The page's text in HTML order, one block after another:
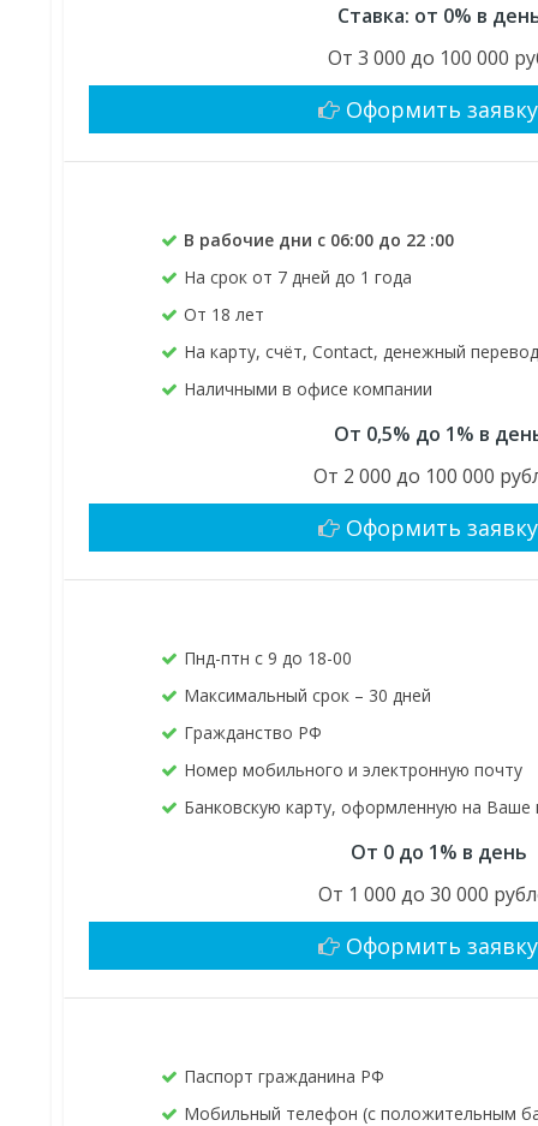
Ставка: от 0% в
От 3 000 до 100 000
Оформить заявку
В рабочие дни с 06:00 до 22 :00
На срок от 7 дней до 1 года
От 18 лет
На карту, счёт, Contact, денежный
Наличными в офисе компании
От 0,5% до 1% в
От 2 000 до 100 000
Оформить заявку
Пнд-птн с 9 до 18-00
Максимальный срок – 30 дней
Гражданство РФ
Номер мобильного и электронную почту
Банковскую карту, оформленную на Ваше
От 0 до 1% в день
От 1 000 до 30 000
Оформить заявку
Паспорт гражданина РФ
Мобильный телефон (с положительным